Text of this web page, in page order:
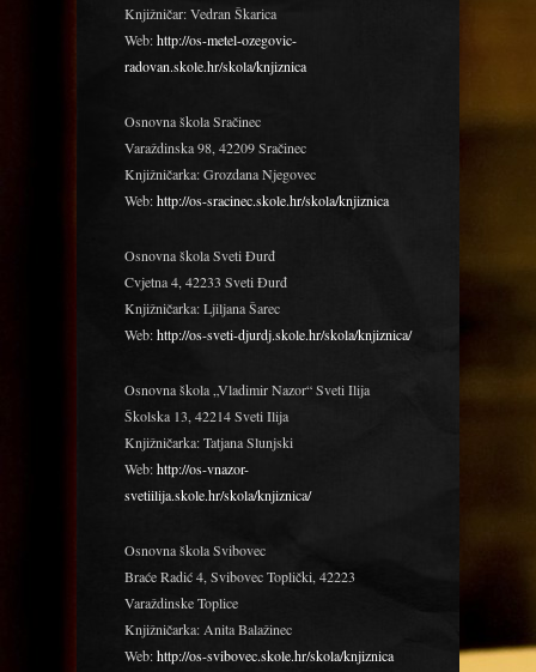
Knjižničar: Vedran Škarica
Web:http://os-metel-ozegovic-
radovan.skole.hr/skola/knjiznica
Osnovna škola Sračinec
Varaždinska 98, 42209 Sračinec
Knjižničarka: Grozdana Njegovec
Web:http://os-sracinec.skole.hr/skola/knjiznica
Osnovna škola Sveti Đurđ
Cvjetna 4, 42233 Sveti Đurđ
Knjižničarka: Ljiljana Šarec
Web:http://os-sveti-djurdj.skole.hr/skola/knjiznica/
Osnovna škola „Vladimir Nazor“ Sveti Ilija
Školska 13, 42214 Sveti Ilija
Knjižničarka: Tatjana Slunjski
Web:http://os-vnazor-
svetiilija.skole.hr/skola/knjiznica/
Osnovna škola Svibovec
Braće Radić 4, Svibovec Toplički, 42223
Varaždinske Toplice
Knjižničarka: Anita Balažinec
Web:http://os-svibovec.skole.hr/skola/knjiznica